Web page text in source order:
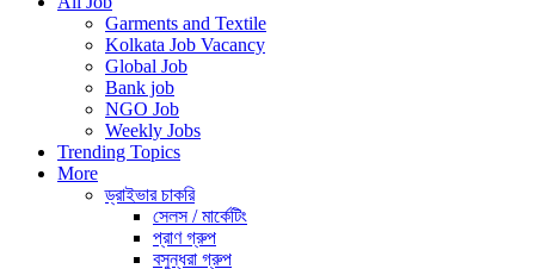
Garments and Textile
Kolkata Job Vacancy
Global Job
Bank job
NGO Job
Weekly Jobs
Trending Topics
More
ড্রাইভার চাকরি
সেলস / মার্কেটিং
প্রাণ গ্রুপ
বসুন্ধরা গ্রুপ